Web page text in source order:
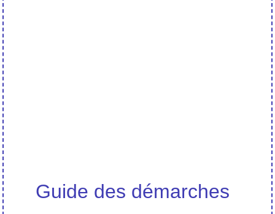
Guide des démarches